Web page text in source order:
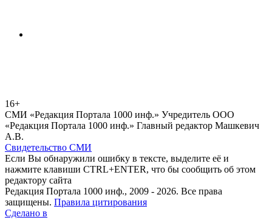
16+
СМИ «Редакция Портала 1000 инф.» Учредитель ООО
«Редакция Портала 1000 инф.» Главный редактор Машкевич
А.В.
Свидетельство СМИ
Если Вы обнаружили ошибку в тексте, выделите её и
нажмите клавиши CTRL+ENTER, что бы сообщить об этом
редактору сайта
Редакция Портала 1000 инф., 2009 - 2026. Все права
защищены. Правила цитирования
Сделано в